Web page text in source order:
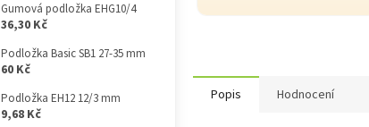
Gumová podložka EHG10/4
36,30 Kč
Podložka Basic SB1 27-35 mm
60 Kč
Podložka EH12 12/3 mm
9,68 Kč
Popis Hodnocení